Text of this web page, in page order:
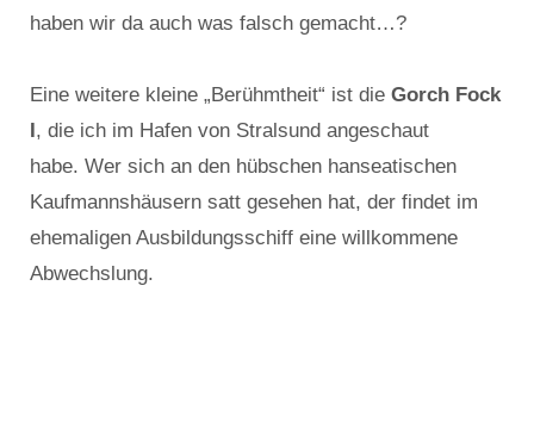
haben wir da auch was falsch gemacht…?
Eine weitere kleine „Berühmtheit“ ist die Gorch Fock
I, die ich im Hafen von Stralsund angeschaut
habe. Wer sich an den hübschen hanseatischen
Kaufmannshäusern satt gesehen hat, der findet im
ehemaligen Ausbildungsschiff eine willkommene
Abwechslung.